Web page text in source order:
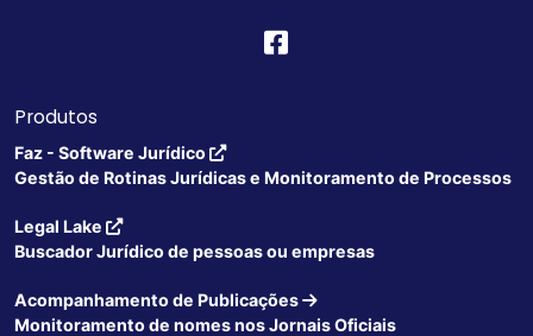
Produtos
Faz - Software Jurídico
Gestão de Rotinas Jurídicas e Monitoramento de Processos
Legal Lake
Buscador Jurídico de pessoas ou empresas
Acompanhamento de Publicações
Monitoramento de nomes nos Jornais Oficiais